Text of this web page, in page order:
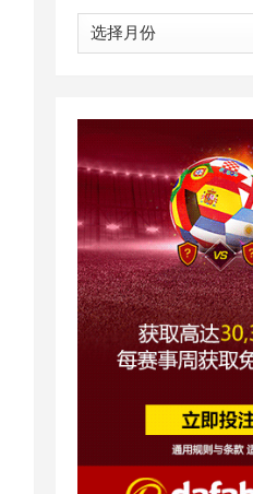
归
档